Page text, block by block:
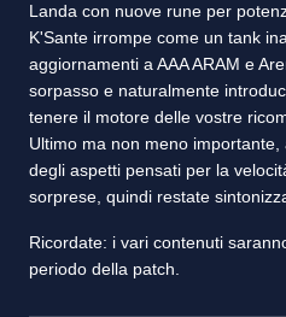
Landa con nuove rune per
K'Sante irrompe come un tank
aggiornamenti a AAA ARAM e
sorpasso e naturalmente
tenere il motore delle vostre
Ultimo ma non meno
degli aspetti pensati per la
sorprese, quindi restate
Ricordate: i vari contenuti
periodo della patch.